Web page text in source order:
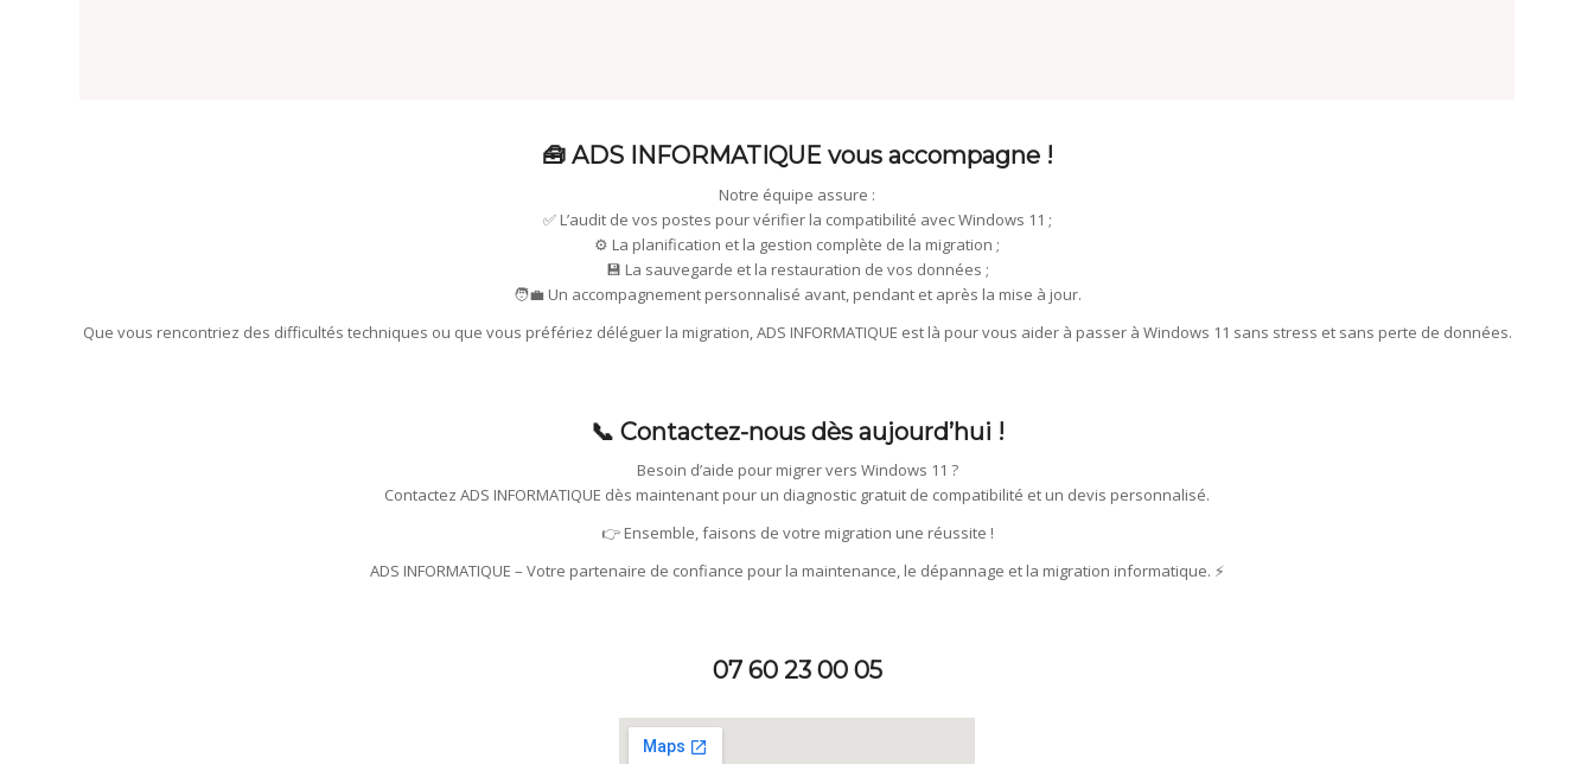
🧰 ADS INFORMATIQUE vous accompagne !
Notre équipe assure :
✅ L’audit de vos postes pour vérifier la compatibilité avec Windows 11 ;
⚙️ La planification et la gestion complète de la migration ;
💾 La sauvegarde et la restauration de vos données ;
🧑‍💼 Un accompagnement personnalisé avant, pendant et après la mise à jour.
Que vous rencontriez des difficultés techniques ou que vous préfériez déléguer la migration, ADS INFORMATIQUE est là pour vous aider à passer à Windows 11 sans stress et sans perte de données.
📞 Contactez-nous dès aujourd’hui !
Besoin d’aide pour migrer vers Windows 11 ?
Contactez ADS INFORMATIQUE dès maintenant pour un diagnostic gratuit de compatibilité et un devis personnalisé.
👉 Ensemble, faisons de votre migration une réussite !
ADS INFORMATIQUE – Votre partenaire de confiance pour la maintenance, le dépannage et la migration informatique. ⚡
07 60 23 00 05